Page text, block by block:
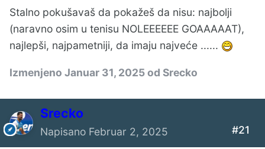
I on isto može da radi u lokalu.
Stalno pokušavaš da pokažeš da nisu: najbolji
(naravno osim u tenisu NOLEEEEEE GOAAAAAT),
najlepši, najpametniji, da imaju najveće ......
Izmenjeno Januar 31, 2025od Srecko
Srecko
Napisano Februar 2, 2025 #21